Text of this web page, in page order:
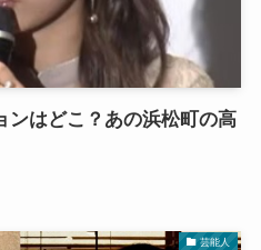
ンはどこ？あの浜松町の高
芸能人